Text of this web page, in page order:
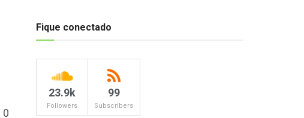
0
Fique conectado
23.9k
Followers
99
Subscribers